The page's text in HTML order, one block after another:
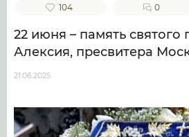
104 0
22 июня – память святого
Алексия, пресвитера
21.06.2025